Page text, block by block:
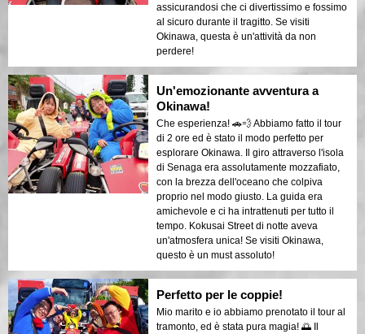
assicurandosi che ci divertissimo e fossimo
al sicuro durante il tragitto. Se visiti
Okinawa, questa è un'attività da non
perdere!
Un'emozionante avventura a
Okinawa!
Che esperienza! 🚗💨 Abbiamo fatto il tour
di 2 ore ed è stato il modo perfetto per
esplorare Okinawa. Il giro attraverso l'isola
di Senaga era assolutamente mozzafiato,
con la brezza dell'oceano che colpiva
proprio nel modo giusto. La guida era
amichevole e ci ha intrattenuti per tutto il
tempo. Kokusai Street di notte aveva
un'atmosfera unica! Se visiti Okinawa,
questo è un must assoluto!
Perfetto per le coppie!
Mio marito e io abbiamo prenotato il tour al
tramonto, ed è stata pura magia! 🌅 Il